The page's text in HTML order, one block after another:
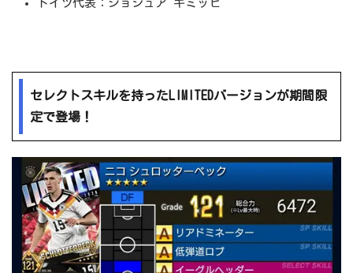
ドイツ代表：ジョシュア キミッヒ
セレクトスキルを持ったLIMITEDバージョンが期間限
定で登場！